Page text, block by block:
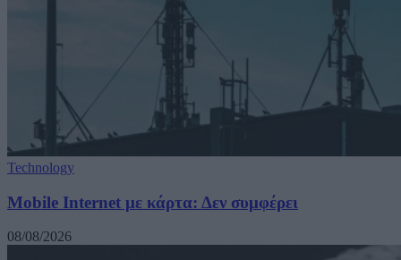
Technology
Mobile Internet με κάρτα: Δεν συμφέρει
08/08/2026